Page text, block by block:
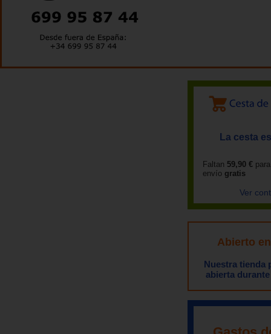
La cesta
Faltan 59,90 €
envío gratis
Ver
Abierto
Nuestra tienda
abierta